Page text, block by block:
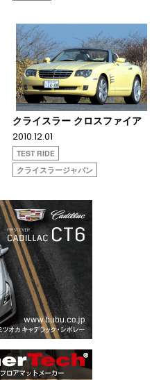
クライスラー クロスファイア
2010.12.01
TEST RIDE
クライスラージャパン